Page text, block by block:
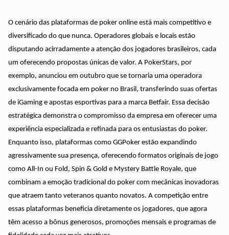
O cenário das plataformas de poker online está mais competitivo e
diversificado do que nunca. Operadores globais e locais estão
disputando acirradamente a atenção dos jogadores brasileiros, cada
um oferecendo propostas únicas de valor. A PokerStars, por
exemplo, anunciou em outubro que se tornaria uma operadora
exclusivamente focada em poker no Brasil, transferindo suas ofertas
de iGaming e apostas esportivas para a marca Betfair. Essa decisão
estratégica demonstra o compromisso da empresa em oferecer uma
experiência especializada e refinada para os entusiastas do poker.
Enquanto isso, plataformas como GGPoker estão expandindo
agressivamente sua presença, oferecendo formatos originais de jogo
como All-In ou Fold, Spin & Gold e Mystery Battle Royale, que
combinam a emoção tradicional do poker com mecânicas inovadoras
que atraem tanto veteranos quanto novatos. A competição entre
essas plataformas beneficia diretamente os jogadores, que agora
têm acesso a bônus generosos, promoções mensais e programas de